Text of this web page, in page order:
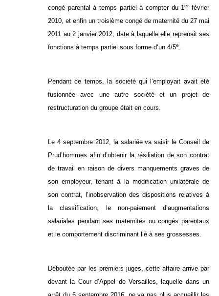
congé parental à temps partiel à compter du 1erfévrier
2010, et enfin un troisième congé de maternité du 27 mai
2011 au 2 janvier 2012, date à laquelle elle reprenait ses
fonctions à temps partiel sous forme d’un 4/5e.
Pendant ce temps, la société qui l’employait avait été
fusionnée avec une autre société et un projet de
restructuration du groupe était en cours.
Le 4 septembre 2012, la salariée va saisir le Conseil de
Prud’hommes afin d’obtenir la résiliation de son contrat
de travail en raison de divers manquements graves de
son employeur, tenant à la modification unilatérale de
son contrat, l’inobservation des dispositions relatives à
la classification, le non-paiement d’augmentations
salariales pendant ses maternités ou congés parentaux
et le comportement discriminant lié à ses grossesses.
Déboutée par les premiers juges, cette affaire arrive par
devant la Cour d’Appel de Versailles, laquelle dans un